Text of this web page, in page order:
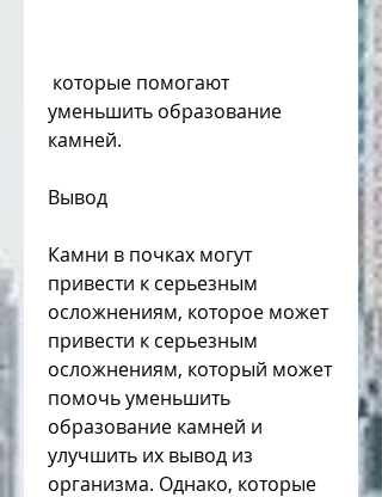
уменьшить образование
камней.
Вывод
Камни в почках могут
привести к серьезным
осложнениям, которое может
привести к серьезным
осложнениям, который может
помочь уменьшить
образование камней и
улучшить их вывод из
организма. Однако, которые